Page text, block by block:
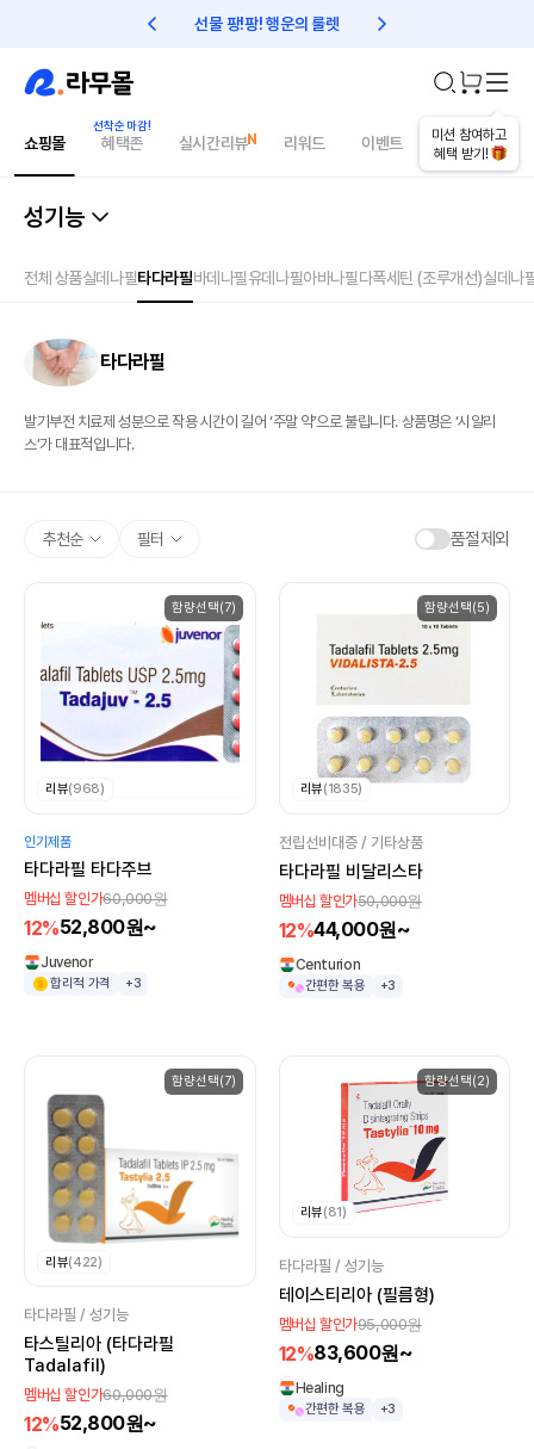
선물 팡!팡! 행운의 룰렛 친구초대 1만원 리워드!
미션 참여하고
혜택 받기!
쇼핑몰 혜택존 실시간리뷰 리워드 이벤트 건강매거진
성기능
전체 상품실데나필타다라필바데나필유데나필아바나필다폭세틴 (조루개선)실데나
타다라필
발기부전 치료제 성분으로 작용 시간이 길어 ‘주말 약’으로 불립니다. 상품명은 ‘시알리
스’가 대표적입니다.
추천순 필터 품절제외
함량선택(7)
리뷰(968)
인기제품
타다라필 타다주브
멤버십 할인가60,000원
12%52,800원~
Juvenor
합리적 가격 +3
함량선택(5)
리뷰(1835)
전립선비대증 / 기타상품
타다라필 비달리스타
멤버십 할인가50,000원
12%44,000원~
Centurion
간편한 복용 +3
함량선택(7)
리뷰(422)
타다라필 / 성기능
타스틸리아 (타다라필
Tadalafil)
멤버십 할인가60,000원
12%52,800원~
함량선택(2)
리뷰(81)
타다라필 / 성기능
테이스티리아 (필름형)
멤버십 할인가95,000원
12%83,600원~
Healing
간편한 복용 +3